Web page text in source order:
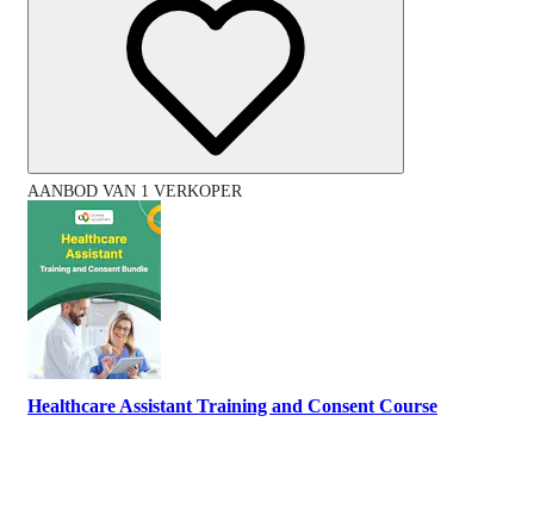
AANBOD VAN 1 VERKOPER
Healthcare Assistant Training and Consent Course